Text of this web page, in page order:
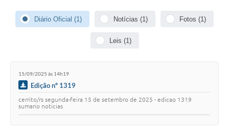
Diário Oficial (1) Notícias (1) Fotos (1)
Leis (1)
15/09/2025 às 14h19
Edição nº 1319
cerrito/rs segunda-feira 15 de setembro de 2025 - edicao 1319
sumario noticias